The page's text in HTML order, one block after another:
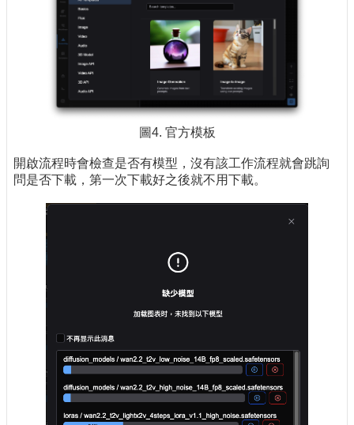
圖4. 官方模板
開啟流程時會檢查是否有模型，沒有該工作流程就會跳詢
問是否下載，第一次下載好之後就不用下載。